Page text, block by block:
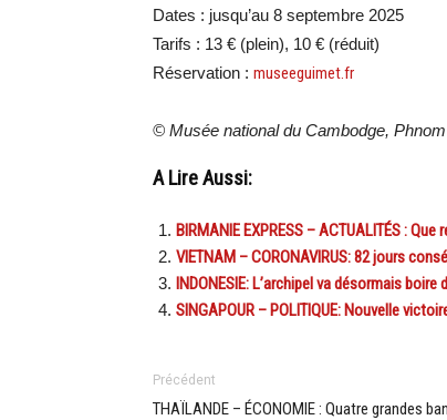
Dates : jusqu’au 8 septembre 2025
Tarifs : 13 € (plein), 10 € (réduit)
Réservation : museeguimet.fr
© Musée national du Cambodge,
A Lire Aussi:
BIRMANIE EXPRESS – ACTUALITÉS :
VIETNAM – CORONAVIRUS: 82 jours
INDONESIE: L’archipel va désormais boire
SINGAPOUR – POLITIQUE: Nouvelle
Précédent
THAÏLANDE – ÉCONOMIE : Quatre grandes